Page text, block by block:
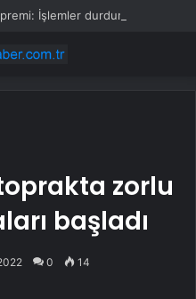
zorlu
başladı
0 14